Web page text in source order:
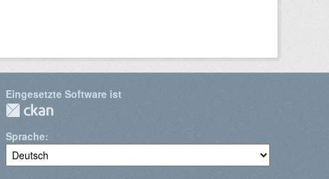
Eingesetzte Software ist
Sprache